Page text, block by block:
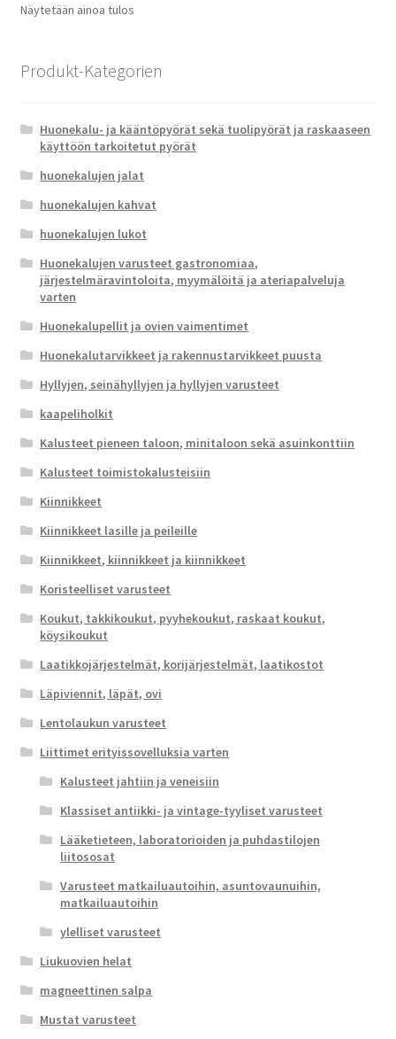
Näytetään ainoa tulos
Produkt-Kategorien
Huonekalu- ja kääntöpyörät sekä tuolipyörät ja raskaaseen
käyttöön tarkoitetut pyörät
huonekalujen jalat
huonekalujen kahvat
huonekalujen lukot
Huonekalujen varusteet gastronomiaa,
järjestelmäravintoloita, myymälöitä ja ateriapalveluja
varten
Huonekalupellit ja ovien vaimentimet
Huonekalutarvikkeet ja rakennustarvikkeet puusta
Hyllyjen, seinähyllyjen ja hyllyjen varusteet
kaapeliholkit
Kalusteet pieneen taloon, minitaloon sekä asuinkonttiin
Kalusteet toimistokalusteisiin
Kiinnikkeet
Kiinnikkeet lasille ja peileille
Kiinnikkeet, kiinnikkeet ja kiinnikkeet
Koristeelliset varusteet
Koukut, takkikoukut, pyyhekoukut, raskaat koukut,
köysikoukut
Laatikkojärjestelmät, korijärjestelmät, laatikostot
Läpiviennit, läpät, ovi
Lentolaukun varusteet
Liittimet erityissovelluksia varten
Kalusteet jahtiin ja veneisiin
Klassiset antiikki- ja vintage-tyyliset varusteet
Lääketieteen, laboratorioiden ja puhdastilojen
liitososat
Varusteet matkailuautoihin, asuntovaunuihin,
matkailuautoihin
ylelliset varusteet
Liukuovien helat
magneettinen salpa
Mustat varusteet